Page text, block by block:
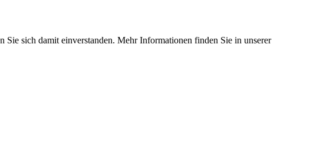
sich damit einverstanden. Mehr Informationen finden Sie in unserer